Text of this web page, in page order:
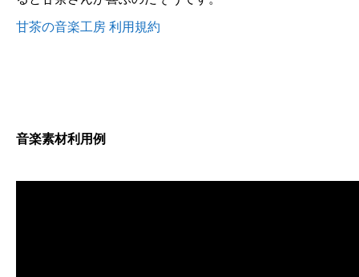
甘茶の音楽工房 利用規約
音楽素材利用例